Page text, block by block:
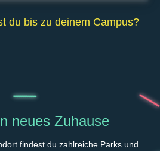
du bis zu deinem Campus?
neues Zuhause
findest du zahlreiche Parks und